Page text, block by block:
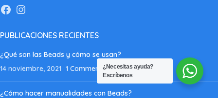
PUBLICACIONES RECIENTES
¿Qué son las Beads y cómo se usan?
14 noviembre, 2021 1 Comment
¿Cómo hacer manualidades con Beads?
¿Necesitas ayuda?
Escríbenos